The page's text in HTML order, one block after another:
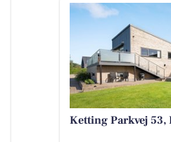
Ketting Parkvej 53,